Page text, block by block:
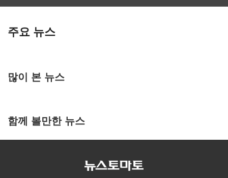
주요 뉴스
많이 본 뉴스
함께 볼만한 뉴스